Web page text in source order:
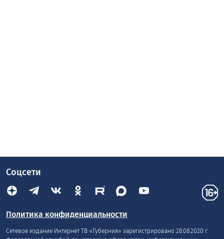
Соцсети
Политика конфиденциальности
Сетевое издание Интернет ТВ «Губерния» зарегистрировано 28.08.2020 г.